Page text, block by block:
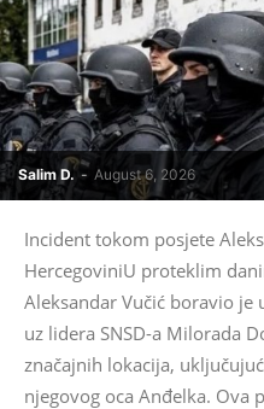
Salim D. - August 6, 2026
Incident tokom posjete
HercegoviniU proteklim
Aleksandar Vučić boravio je
uz lidera SNSD-a Milorada
značajnih lokacija,
njegovog oca Anđelka. Ova